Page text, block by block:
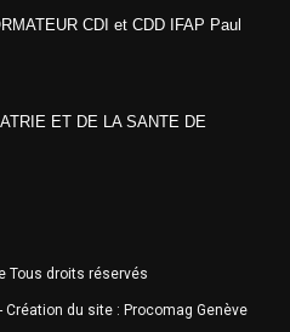
CDI et CDD IFAP Paul
ET DE LA SANTE DE
Tous droits réservés
- Création du site : Procomag Genève